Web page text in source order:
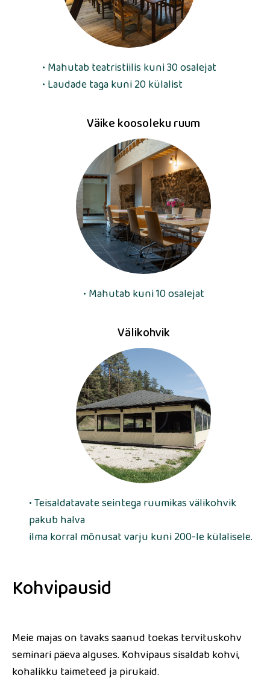
• Mahutab teatristiilis kuni 30 osalejat
• Laudade taga kuni 20 külalist
Väike koosoleku ruum
• Mahutab kuni 10 osalejat
Välikohvik
• Teisaldatavate seintega ruumikas välikohvik
pakub halva
ilma korral mõnusat varju kuni 200-le külalisele.
Kohvipausid
Meie majas on tavaks saanud toekas tervituskohv
seminari päeva alguses. Kohvipaus sisaldab kohvi,
kohalikku taimeteed ja pirukaid.